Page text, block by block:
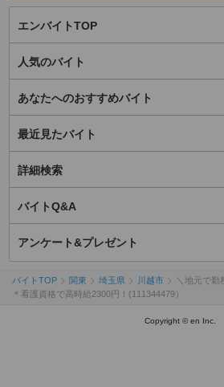
エンバイトTOP
人気のバイト
あなたへのおすすめバイト
最近見たバイト
詳細検索
バイトQ&A
アンケート&プレゼント
バイトTOP 関東 埼玉県 川越市
＼地元で勤
＊看護資格で高時給2300円！(111344479）
Copyright © en Inc.